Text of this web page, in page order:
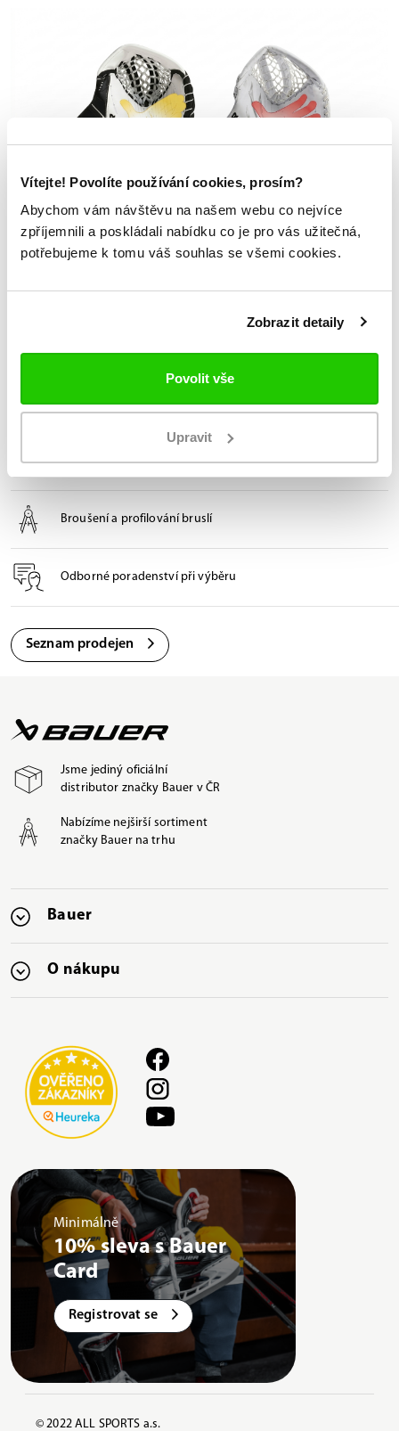
Vítejte! Povolíte používání cookies, prosím?
Abychom vám návštěvu na našem webu co nejvíce
zpříjemnili a poskládali nabídku co je pro vás užitečná,
potřebujeme k tomu váš souhlas se všemi cookies.
Zobrazit detaily
Povolit vše
Upravit
Jakmile si zjistíte co vlastně potřebujete, tak už se potřebujete jen
rozhodnout jakou úroveň/stupeň ochrany chcete. Základní řadou je
kategorii Performance je toBauer Vapor SV Pro + Bauer Supreme
Oficiální prodejny Bauer
Technologie FitLab pro brusle na míru
Broušení a profilování bruslí
Odborné poradenství při výběru
Seznam prodejen
Jsme jediný oficiální
distributor značky Bauer v ČR
Nabízíme nejširší sortiment
značky Bauer na trhu
Bauer
O nákupu
Minimálně
10% sleva s Bauer
Card
Registrovat se
© 2022 ALL SPORTS a.s.